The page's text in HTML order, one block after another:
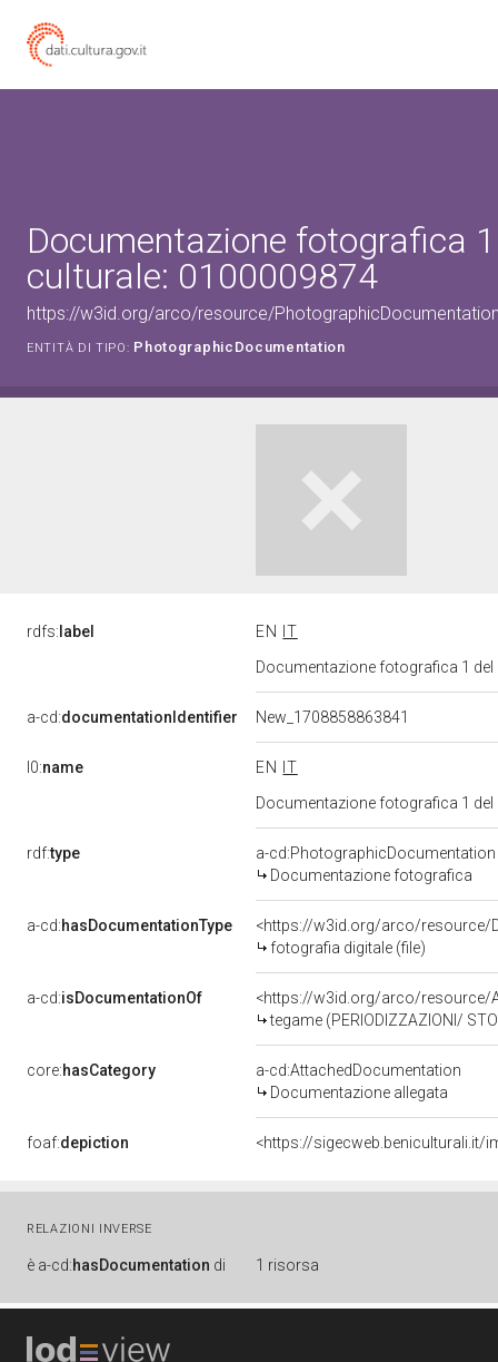
Documentazione fotografica
culturale: 0100009874
https://w3id.org/arco/resource/
ENTITÀ DI TIPO: PhotographicDocumentation
rdfs: label EN
IT
Documentazione fotografica 1
a-cd:documentationIdentifier New_1708858863841
l0:name EN
IT
Documentazione fotografica 1
rdf:type
a-cd:PhotographicDocumentation
Documentazione fotografica
a-cd:hasDocumentationType
<https://w3id.org/arco/resource/
fotografia digitale (file)
a-cd:isDocumentationOf
<https://w3id.org/arco/resource/
tegame (PERIODIZZAZIONI/
core:hasCategory
a-cd:AttachedDocumentation
Documentazione allegata
foaf:depiction <https://sigecweb.beniculturali.it/
RELAZIONI INVERSE
è a-cd:hasDocumentation di 1 risorsa